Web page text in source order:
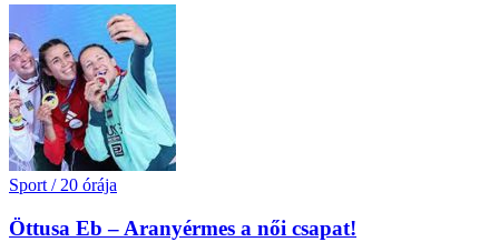
Sport / 20 órája
Öttusa Eb – Aranyérmes a női csapat!